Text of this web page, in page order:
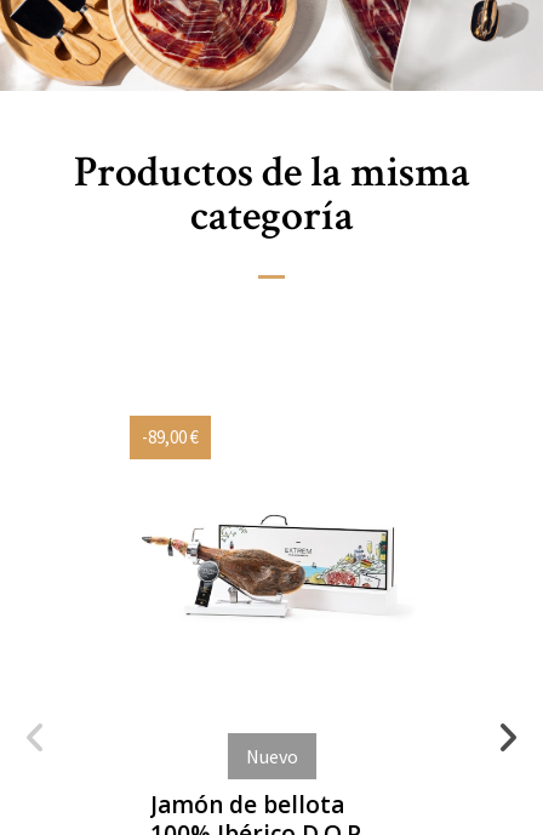
Productos de la misma
categoría
-89,00 €
Nuevo
Jamón de bellota